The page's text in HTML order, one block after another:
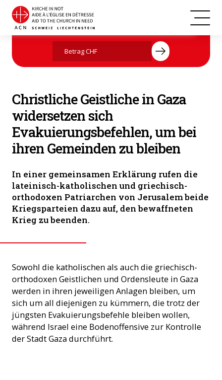
Patriarchen und Kirchenoberhäupter sehnen sich nach Frieden. (Foto:
© LPJ Latin Patriarch of Jerusalem)Jetzt mit Ihrer Spende helfen
Christliche Geistliche in Gaza
widersetzen sich
Evakuierungsbefehlen, um bei
ihren Gemeinden zu bleiben
In einer gemeinsamen Erklärung rufen die
lateinisch-katholischen und griechisch-
orthodoxen Patriarchen von Jerusalem beide
Kriegsparteien dazu auf, den bewaffneten
Krieg zu beenden.
Sowohl die katholischen als auch die griechisch-
orthodoxen Geistlichen und Ordensleute in Gaza
werden in ihren jeweiligen Anlagen bleiben, um
sich um all diejenigen zu kümmern, die trotz der
jüngsten Evakuierungsbefehle bleiben wollen,
während Israel eine Bodenoffensive zur Kontrolle
der Stadt Gaza durchführt.